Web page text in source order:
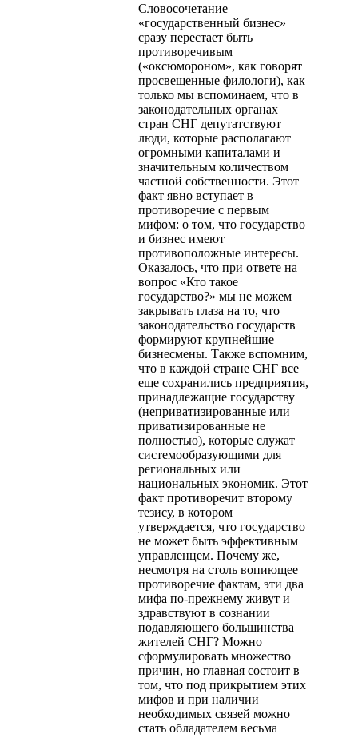
Словосочетание
«государственный бизнес»
сразу перестает быть
противоречивым
(«оксюмороном», как говорят
просвещенные филологи), как
только мы вспоминаем, что в
законодательных органах
стран СНГ депутатствуют
люди, которые располагают
огромными капиталами и
значительным количеством
частной собственности. Этот
факт явно вступает в
противоречие с первым
мифом: о том, что государство
и бизнес имеют
противоположные интересы.
Оказалось, что при ответе на
вопрос «Кто такое
государство?» мы не можем
закрывать глаза на то, что
законодательство государств
формируют крупнейшие
бизнесмены. Также вспомним,
что в каждой стране СНГ все
еще сохранились предприятия,
принадлежащие государству
(неприватизированные или
приватизированные не
полностью), которые служат
системообразующими для
региональных или
национальных экономик. Этот
факт противоречит второму
тезису, в котором
утверждается, что государство
не может быть эффективным
управленцем. Почему же,
несмотря на столь вопиющее
противоречие фактам, эти два
мифа по-прежнему живут и
здравствуют в сознании
подавляющего большинства
жителей СНГ? Можно
сформулировать множество
причин, но главная состоит в
том, что под прикрытием этих
мифов и при наличии
необходимых связей можно
стать обладателем весьма